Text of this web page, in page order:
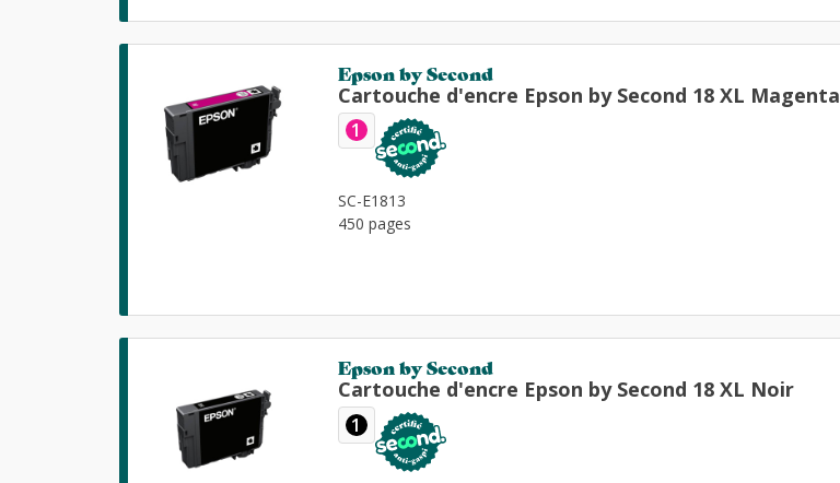
Epson by Second
Cartouche d'encre Epson by Second 18 XL Magenta
1
SC-E1813
450 pages
Epson by Second
Cartouche d'encre Epson by Second 18 XL Noir
1